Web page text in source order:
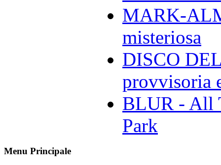
MARK-
misteriosa
DISCO
provvisoria
BLUR - All
Park
Menu Principale